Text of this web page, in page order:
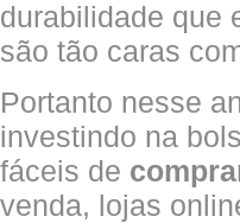
durabilidade que
são tão caras
Portanto nesse
investindo na
fáceis de
venda, lojas